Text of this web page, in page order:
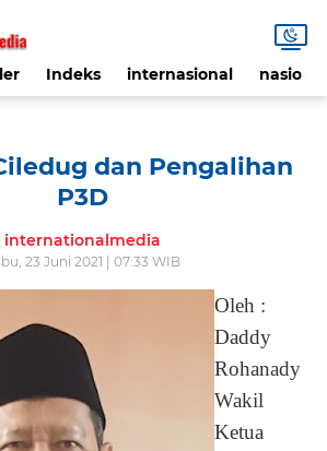
Indeks internasional nasional
dan Pengalihan
P3D
internationalmedia
23 Juni 2021 | 07:33 WIB
Oleh :
Daddy
Rohanady
Wakil
Ketua